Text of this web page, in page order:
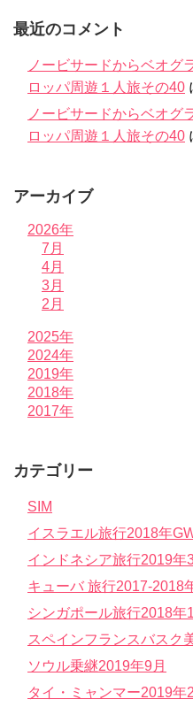
最近のコメント
ノービサードからベオグ
ロッパ周遊１人旅その40
ノービサードからベオグ
ロッパ周遊１人旅その40
アーカイブ
2026年
7月
4月
3月
2月
2025年
2024年
2019年
2018年
2017年
カテゴリー
SIM
イスラエル旅行2018年
インドネシア旅行2019年
キューバ 旅行2017-2018
シンガポール旅行2018年
スペインフランスバスク
ソウル乗継2019年9月
タイ・ミャンマー2019年